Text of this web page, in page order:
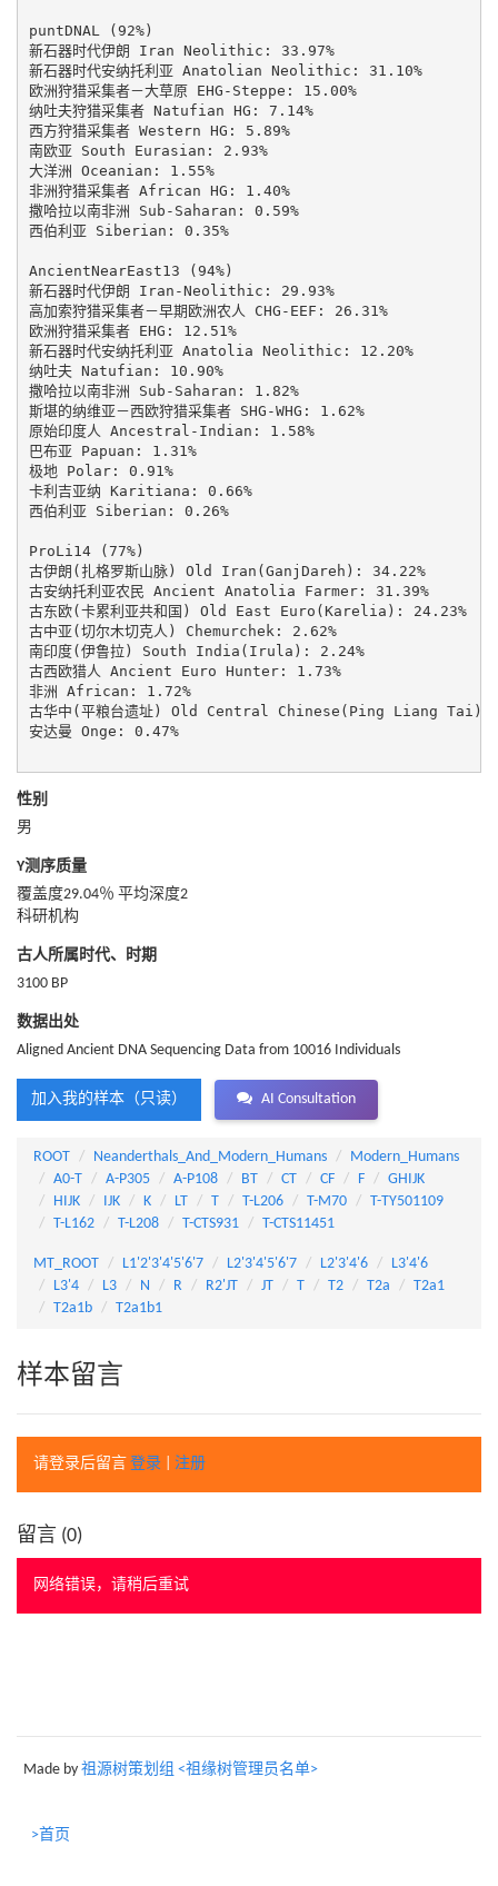
puntDNAL (92%)
新石器时代伊朗 Iran Neolithic: 33.97%
新石器时代安纳托利亚 Anatolian Neolithic: 31.10%
欧洲狩猎采集者－大草原 EHG-Steppe: 15.00%
纳吐夫狩猎采集者 Natufian HG: 7.14%
西方狩猎采集者 Western HG: 5.89%
南欧亚 South Eurasian: 2.93%
大洋洲 Oceanian: 1.55%
非洲狩猎采集者 African HG: 1.40%
撒哈拉以南非洲 Sub-Saharan: 0.59%
西伯利亚 Siberian: 0.35%
AncientNearEast13 (94%)
新石器时代伊朗 Iran-Neolithic: 29.93%
高加索狩猎采集者－早期欧洲农人 CHG-EEF: 26.31%
欧洲狩猎采集者 EHG: 12.51%
新石器时代安纳托利亚 Anatolia Neolithic: 12.20%
纳吐夫 Natufian: 10.90%
撒哈拉以南非洲 Sub-Saharan: 1.82%
斯堪的纳维亚－西欧狩猎采集者 SHG-WHG: 1.62%
原始印度人 Ancestral-Indian: 1.58%
巴布亚 Papuan: 1.31%
极地 Polar: 0.91%
卡利吉亚纳 Karitiana: 0.66%
西伯利亚 Siberian: 0.26%
ProLi14 (77%)
古伊朗(扎格罗斯山脉) Old Iran(GanjDareh): 34.22%
古安纳托利亚农民 Ancient Anatolia Farmer: 31.39%
古东欧(卡累利亚共和国) Old East Euro(Karelia): 24.23%
古中亚(切尔木切克人) Chemurchek: 2.62%
南印度(伊鲁拉) South India(Irula): 2.24%
古西欧猎人 Ancient Euro Hunter: 1.73%
非洲 African: 1.72%
古华中(平粮台遗址) Old Central Chinese(Ping Liang Tai):
安达曼 Onge: 0.47%
性别
男
Y测序质量
覆盖度29.04％ 平均深度2
科研机构
古人所属时代、时期
3100 BP
数据出处
Aligned Ancient DNA Sequencing Data from 10016 Individuals
加入我的样本（只读） AI Consultation
ROOT Neanderthals_And_Modern_Humans
Modern_Humans
A0-T
A-P305 A-P108 BT CT CF F
GHIJK
HIJK
IJK K LT T T-L206 T-M70
T-TY501109
T-L162
T-L208 T-CTS931 T-CTS11451
MT_ROOT L1'2'3'4'5'6'7 L2'3'4'5'6'7 L2'3'4'6
L3'4'6
L3'4
L3 N R R2'JT JT T T2 T2a
T2a1
T2a1b
T2a1b1
样本留言
请登录后留言 登录 注册
留言 (0)
网络错误，请稍后重试
Made by 祖源树策划组 <祖缘树管理员名单>
>首页